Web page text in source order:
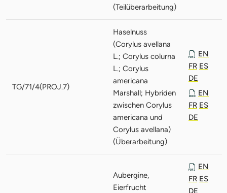
(Teilüberarbeitung)
TG/71/4(PROJ.7)
Haselnuss
(Corylus avellana
L.; Corylus colurna
L.; Corylus
americana
Marshall; Hybriden
zwischen Corylus
americana und
Corylus avellana)
(Überarbeitung)
EN
FR ES
DE
EN
FR ES
DE
Aubergine,
Eierfrucht
EN
FR ES
DE